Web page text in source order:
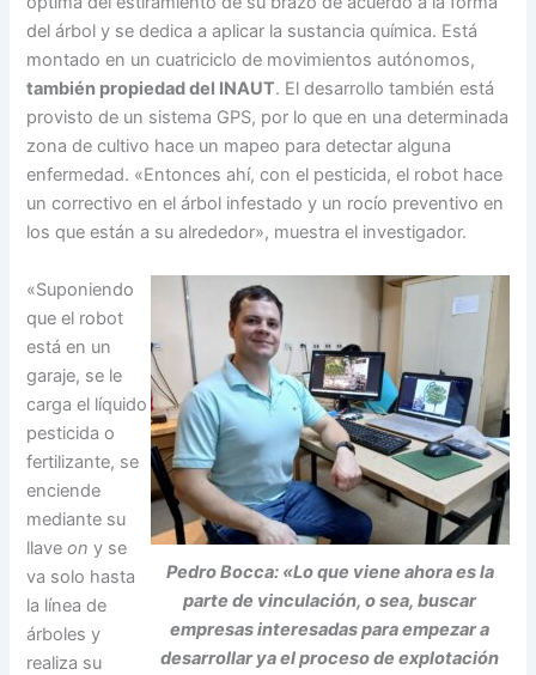
del árbol y se dedica a aplicar la sustancia química. Está
montado en un cuatriciclo de movimientos autónomos,
también propiedad del INAUT. El desarrollo también está
provisto de un sistema GPS, por lo que en una determinada
zona de cultivo hace un mapeo para detectar alguna
enfermedad. «Entonces ahí, con el pesticida, el robot hace
un correctivo en el árbol infestado y un rocío preventivo en
los que están a su alrededor», muestra el investigador.
Pedro Bocca: «Lo que viene ahora es la
parte de vinculación, o sea, buscar
empresas interesadas para empezar a
desarrollar ya elproceso de explotación
«Suponiendo
que el robot
está en un
garaje, se le
carga el líquido
pesticida o
fertilizante, se
enciende
mediante su
llaveon y se
va solo hasta
la línea de
árboles y
realiza su